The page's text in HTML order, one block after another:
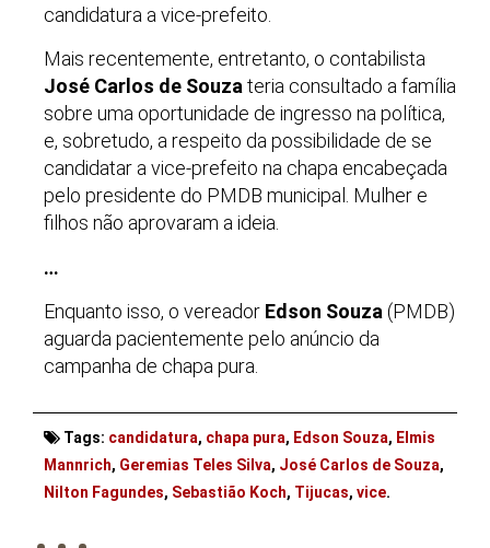
candidatura a vice-prefeito.
Mais recentemente, entretanto, o contabilista
José Carlos de Souzateria consultado a família
sobre uma oportunidade de ingresso na política,
e, sobretudo, a respeito da possibilidade de se
candidatar a vice-prefeito na chapa encabeçada
pelo presidente do PMDB municipal. Mulher e
filhos não aprovaram a ideia.
…
Enquanto isso, o vereador Edson Souza (PMDB)
aguarda pacientemente pelo anúncio da
campanha de chapa pura.
Tags: candidatura, chapa pura, Edson Souza, Elmis
Mannrich, Geremias Teles Silva, José Carlos de Souza,
Nilton Fagundes, Sebastião Koch, Tijucas, vice.
. . .